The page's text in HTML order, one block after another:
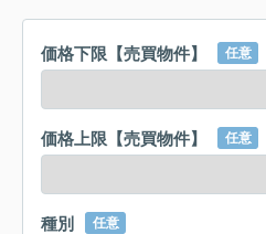
価格下限【売買物件】 任意
価格上限【売買物件】 任意
種別 任意